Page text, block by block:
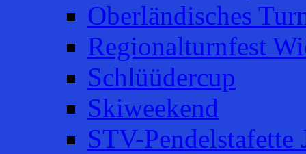
Oberländisches
Regionalturnfest
Schlüüdercup
Skiweekend
STV-Pendelstafette